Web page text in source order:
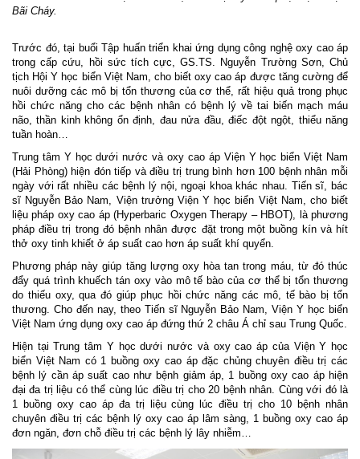
Bãi Cháy.
Trước đó, tại buổi Tập huấn triển khai ứng dụng công nghệ oxy cao áp
trong cấp cứu, hồi sức tích cực, GS.TS. Nguyễn Trường Sơn, Chủ
tịch Hội Y học biển Việt Nam, cho biết oxy cao áp được tăng cường để
nuôi dưỡng các mô bị tổn thương của cơ thể, rất hiệu quả trong phục
hồi chức năng cho các bệnh nhân có bệnh lý về tai biến mạch máu
não, thần kinh không ổn định, đau nửa đầu, điếc đột ngột, thiểu năng
tuần hoàn…
Trung tâm Y học dưới nước và oxy cao áp Viện Y học biển Việt Nam
(Hải Phòng) hiện đón tiếp và điều trị trung bình hơn 100 bệnh nhân mỗi
ngày với rất nhiều các bệnh lý nội, ngoại khoa khác nhau. Tiến sĩ, bác
sĩ Nguyễn Bảo Nam, Viện trưởng Viện Y học biển Việt Nam, cho biết
liệu pháp oxy cao áp (Hyperbaric Oxygen Therapy – HBOT), là phương
pháp điều trị trong đó bệnh nhân được đặt trong một buồng kín và hít
thở oxy tinh khiết ở áp suất cao hơn áp suất khí quyển.
Phương pháp này giúp tăng lượng oxy hòa tan trong máu, từ đó thúc
đẩy quá trình khuếch tán oxy vào mô tế bào của cơ thể bị tổn thương
do thiếu oxy, qua đó giúp phục hồi chức năng các mô, tế bào bị tổn
thương. Cho đến nay, theo Tiến sĩ Nguyễn Bảo Nam, Viện Y học biển
Việt Nam ứng dụng oxy cao áp đứng thứ 2 châu Á chỉ sau Trung Quốc.
Hiện tại Trung tâm Y học dưới nước và oxy cao áp của Viện Y học
biển Việt Nam có 1 buồng oxy cao áp đặc chủng chuyên điều trị các
bệnh lý cần áp suất cao như bệnh giảm áp, 1 buồng oxy cao áp hiện
đại đa trị liệu có thể cùng lúc điều trị cho 20 bệnh nhân. Cùng với đó là
1 buồng oxy cao áp đa trị liệu cùng lúc điều trị cho 10 bệnh nhân
chuyên điều trị các bệnh lý oxy cao áp lâm sàng, 1 buồng oxy cao áp
đơn ngăn, đơn chỗ điều trị các bệnh lý lây nhiễm…